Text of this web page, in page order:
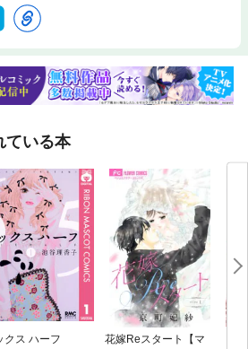
ている本
クス ハーフ
花嫁Reスタート【マ